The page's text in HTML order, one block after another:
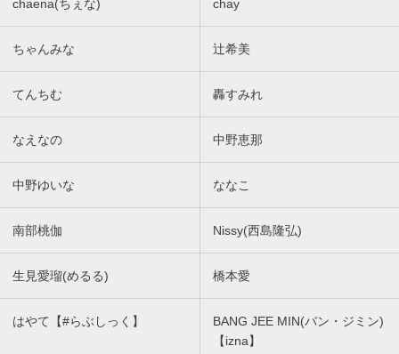
chaena(ちぇな) chay
ちゃんみな 辻希美
てんちむ 轟すみれ
なえなの 中野恵那
中野ゆいな ななこ
南部桃伽 Nissy(西島隆弘)
生見愛瑠(めるる) 橋本愛
はやて【#らぶしっく】
BANG JEE MIN(バン・ジミン)
【izna】